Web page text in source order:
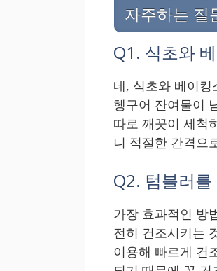
자주하는 질
Q1. 식초와
네, 식초와 베이
헹구어 잔여물이
따로 깨끗이 세척
니 적절한 간격으
Q2. 텀블러
가장 효과적인 방
전히 건조시키는
이용해 빠르게 건